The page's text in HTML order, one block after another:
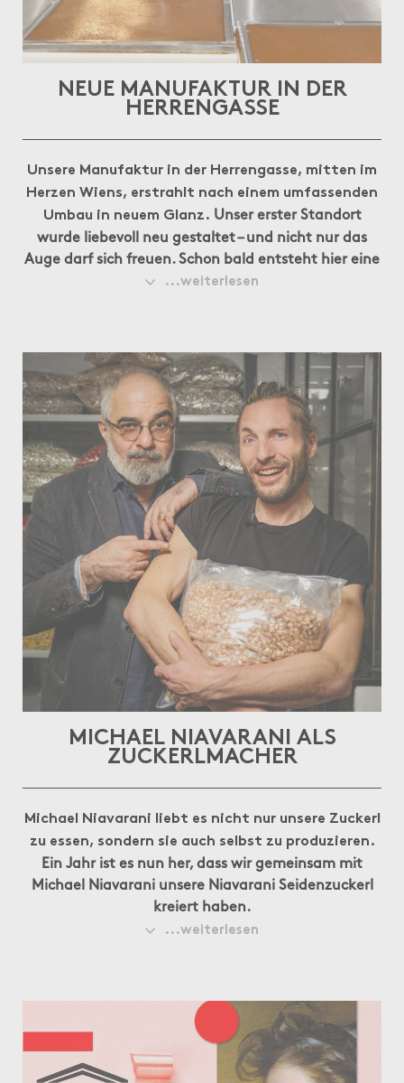
NEUE MANUFAKTUR IN DER
HERRENGASSE
Unsere Manufaktur in der Herrengasse, mitten im
Herzen Wiens, erstrahlt nach einem umfassenden
Umbau in neuem Glanz. Unser erster Standort
wurde liebevoll neu gestaltet – und nicht nur das
Auge darf sich freuen. Schon bald entsteht hier eine
ganz neue Produktlinie, frisch vor Ort produziert.
kommt.
...weiterlesen
MICHAEL NIAVARANI ALS
ZUCKERLMACHER
Michael Niavarani liebt es nicht nur unsere Zuckerl
zu essen, sondern sie auch selbst zu produzieren.
Ein Jahr ist es nun her, dass wir gemeinsam mit
Michael Niavarani unsere Niavarani Seidenzuckerl
kreiert haben.
Danke an alle, die uns dabei unterstützt und fleissig
für diesen guten Zweck eingekauft haben.
...weiterlesen